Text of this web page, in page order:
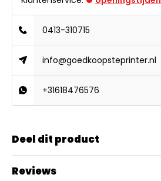
0413-310715
info@goedkoopsteprinter.nl
+31618476576
Deel dit product
Reviews